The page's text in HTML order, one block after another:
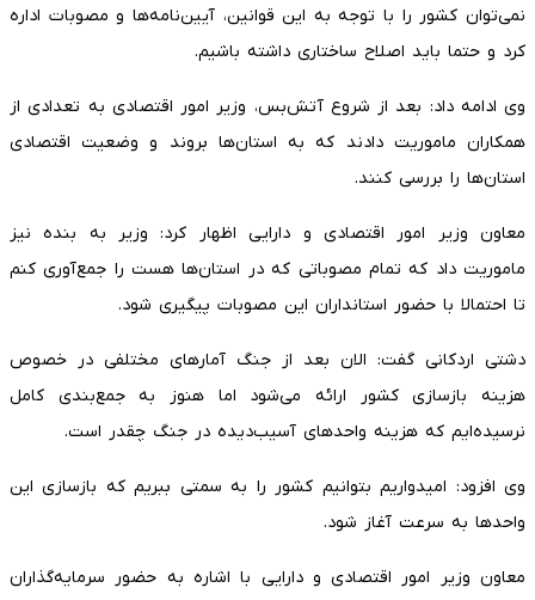
نمی‌توان کشور را با توجه به این قوانین، آیین‌نامه‌ها و مصوبات اداره
کرد و حتما باید اصلاح ساختاری داشته باشیم.
وی ادامه داد: بعد از شروع آتش‌بس، وزیر امور اقتصادی به تعدادی از
همکاران ماموریت دادند که به استان‌ها بروند و وضعیت اقتصادی
استان‌ها را بررسی کنند.
معاون وزیر امور اقتصادی و دارایی اظهار کرد: وزیر به بنده نیز
ماموریت داد که تمام مصوباتی که در استان‌ها هست را جمع‌آوری کنم
تا احتمالا با حضور استانداران این مصوبات پیگیری شود.
دشتی اردکانی گفت: الان بعد از جنگ آمارهای مختلفی در خصوص
هزینه بازسازی کشور ارائه می‌شود اما هنوز به جمع‌بندی کامل
نرسیده‌ایم که هزینه واحدهای آسیب‌دیده در جنگ چقدر است.
وی افزود: امیدواریم بتوانیم کشور را به سمتی ببریم که بازسازی این
واحدها به سرعت آغاز شود.
معاون وزیر امور اقتصادی و دارایی با اشاره به حضور سرمایه‌گذاران